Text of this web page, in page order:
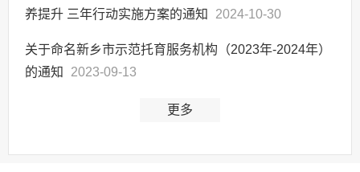
养提升 三年行动实施方案的通知
2024-10-30
关于命名新乡市示范托育服务机构（2023年-2024年）
的通知
2023-09-13
更多